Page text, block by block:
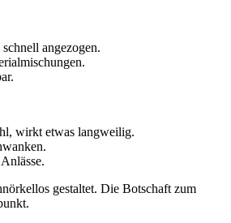
angezogen.
wirkt etwas langweilig.
gestaltet. Die Botschaft zum